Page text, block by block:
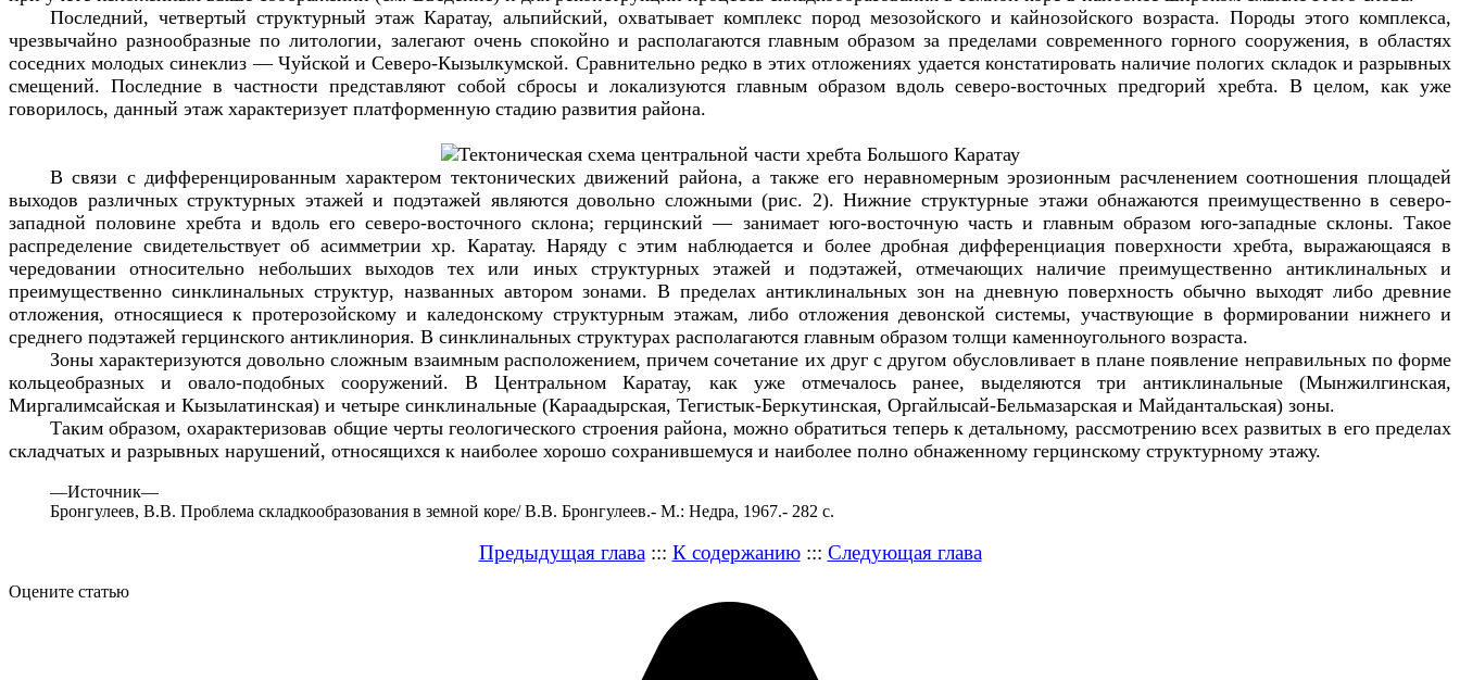
Последний, четвертый структурный этаж Каратау, альпийский, охватывает комплекс пород мезозойского и кайнозойского возраста. Породы этого комплекса,
чрезвычайно разнообразные по литологии, залегают очень спокойно и располагаются главным образом за пределами современного горного сооружения, в областях
соседних молодых синеклиз — Чуйской и Северо-Кызылкумской. Сравнительно редко в этих отложениях удается констатировать наличие пологих складок и разрывных
смещений. Последние в частности представляют собой сбросы и локализуются главным образом вдоль северо-восточных предгорий хребта. В целом, как уже
говорилось, данный этаж характеризует платформенную стадию развития района.
В связи с дифференцированным характером тектонических движений района, а также его неравномерным эрозионным расчленением соотношения площадей
выходов различных структурных этажей и подэтажей являются довольно сложными (рис. 2). Нижние структурные этажи обнажаются преимущественно в северо-
западной половине хребта и вдоль его северо-восточного склона; герцинский — занимает юго-восточную часть и главным образом юго-западные склоны. Такое
распределение свидетельствует об асимметрии хр. Каратау. Наряду с этим наблюдается и более дробная дифференциация поверхности хребта, выражающаяся в
чередовании относительно небольших выходов тех или иных структурных этажей и подэтажей, отмечающих наличие преимущественно антиклинальных и
преимущественно синклинальных структур, названных автором зонами. В пределах антиклинальных зон на дневную поверхность обычно выходят либо древние
отложения, относящиеся к протерозойскому и каледонскому структурным этажам, либо отложения девонской системы, участвующие в формировании нижнего и
среднего подэтажей герцинского антиклинория. В синклинальных структурах располагаются главным образом толщи каменноугольного возраста.
Зоны характеризуются довольно сложным взаимным расположением, причем сочетание их друг с другом обусловливает в плане появление неправильных по форме
кольцеобразных и овало-подобных сооружений. В Центральном Каратау, как уже отмечалось ранее, выделяются три антиклинальные (Мынжилгинская,
Миргалимсайская и Кызылатинская) и четыре синклинальные (Караадырская, Тегистык-Беркутинская, Оргайлысай-Бельмазарская и Майдантальская) зоны.
Таким образом, охарактеризовав общие черты геологического строения района, можно обратиться теперь к детальному, рассмотрению всех развитых в его пределах
складчатых и разрывных нарушений, относящихся к наиболее хорошо сохранившемуся и наиболее полно обнаженному герцинскому структурному этажу.
—Источник—
Бронгулеев, В.В. Проблема складкообразования в земной коре/ В.В. Бронгулеев.- М.: Недра, 1967.- 282 с.
Предыдущая глава::: К содержанию::: Следующая глава
Оцените статью